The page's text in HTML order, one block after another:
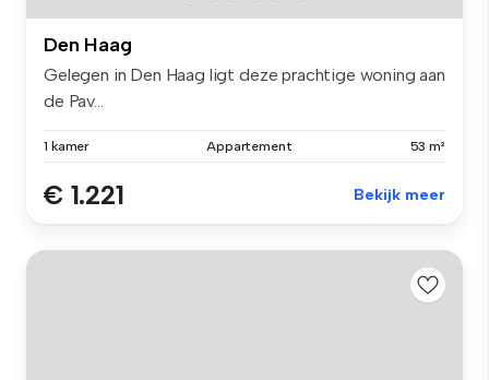
Den Haag
Gelegen in Den Haag ligt deze prachtige woning aan
de Pav...
1 kamer Appartement 53 m²
€ 1.221 Bekijk meer